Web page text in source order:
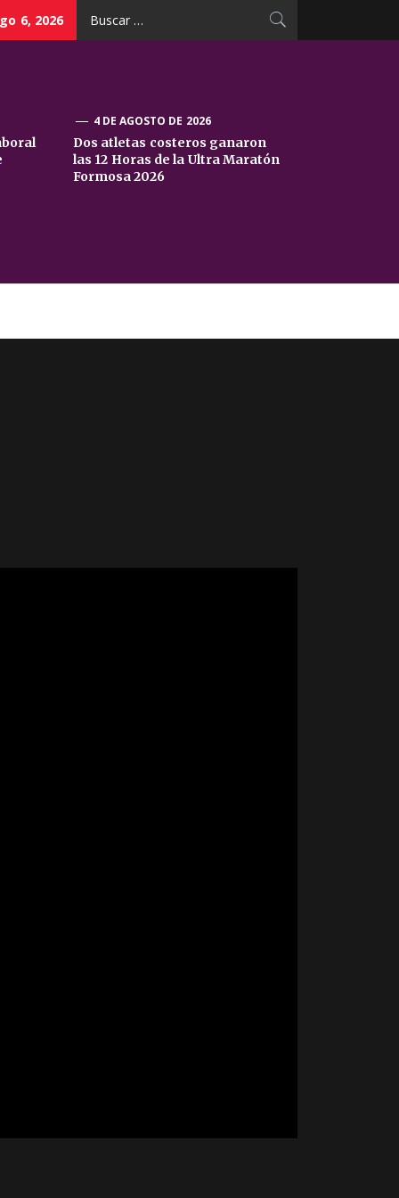
6, 2026
4 DE AGOSTO DE 2026
Dos atletas costeros ganaron
las 12 Horas de la Ultra Maratón
Formosa 2026